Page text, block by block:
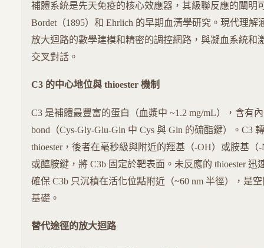
補體系統是先天免疫的核心效應器，其級聯反應的闡明
Bordet（1895）和 Ehrlich 的早期血清學研究。現代理解
放大迴路的數學建模和精密的調控網路，與凝血系統和
交叉對話。
C3 的中心地位與 thioester 機制
C3 是補體最豐富的蛋白（血漿中 ~1.2 mg/mL），含有內
bond（Cys-Gly-Glu-Gln 中 Cys 與 Gln 的硫酯鍵）。C3
thioester，後者在毫秒級與附近的羥基（-OH）或胺基（
或醯胺鍵，將 C3b 固定於靶表面。未反應的 thioester
確保 C3b 只沉積在活化位點附近（~60 nm 半徑），是
基礎。
替代途徑的放大迴路